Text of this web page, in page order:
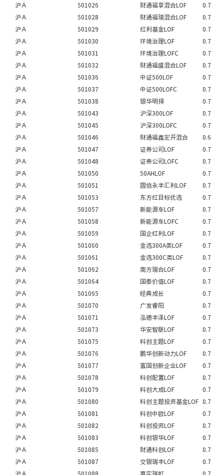
沪Ａ
501026 财通福享混合LOF
0.7
沪Ａ
501028 财通福瑞混合LOF
0.7
沪Ａ
501029 红利基金LOF
0.7
沪Ａ
501030 环境治理LOF
0.7
沪Ａ
501031 环境治理LOFC
0.7
沪Ａ
501032 财通福盛混合LOF
0.7
沪Ａ
501036 中证500LOF
0.7
沪Ａ
501037 中证500LOFC
0.7
沪Ａ
501038 银华明择
0.7
沪Ａ
501043 沪深300LOF
0.7
沪Ａ
501045 沪深300LOFC
0.7
沪Ａ
501046 财通福鑫定开混合
0.6
沪Ａ
501047 证券公司LOF
0.7
沪Ａ
501048 证券公司LOFC
0.7
沪Ａ
501050 50AHLOF
0.7
沪Ａ
501051 圆信永丰汇利LOF
0.7
沪Ａ
501053 东方红目标优选
0.7
沪Ａ
501057 新能源车LOF
0.7
沪Ａ
501058 新能源车LOFC
0.7
沪Ａ
501059 国企红利LOF
0.7
沪Ａ
501060 金选300A类LOF
0.7
沪Ａ
501061 金选300C类LOF
0.7
沪Ａ
501062 南方瑞合LOF
0.7
沪Ａ
501064 国泰价值LOF
0.7
沪Ａ
501065 经典成长
0.7
沪Ａ
501070 广发睿阳
0.7
沪Ａ
501071 泓德丰泽LOF
0.7
沪Ａ
501073 华安智联LOF
0.7
沪Ａ
501075 科创主题LOF
0.7
沪Ａ
501076 鹏华创新动力LOF
0.7
沪Ａ
501077 富国创新企业LOF
0.7
沪Ａ
501078 科创配置LOF
0.7
沪Ａ
501079 科创大成LOF
0.7
沪Ａ
501080 科创主题投资基金LOF
0.7
沪Ａ
501081 科创中欧LOF
0.7
沪Ａ
501082 科创投资LOF
0.7
沪Ａ
501083 科创银华LOF
0.7
沪Ａ
501085 财通科创LOF
0.7
沪Ａ
501087 交银瑞丰LOF
0.7
沪Ａ
501088 嘉实瑞虹 0.7